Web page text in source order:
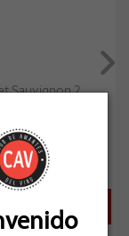
Sauvignon 2...